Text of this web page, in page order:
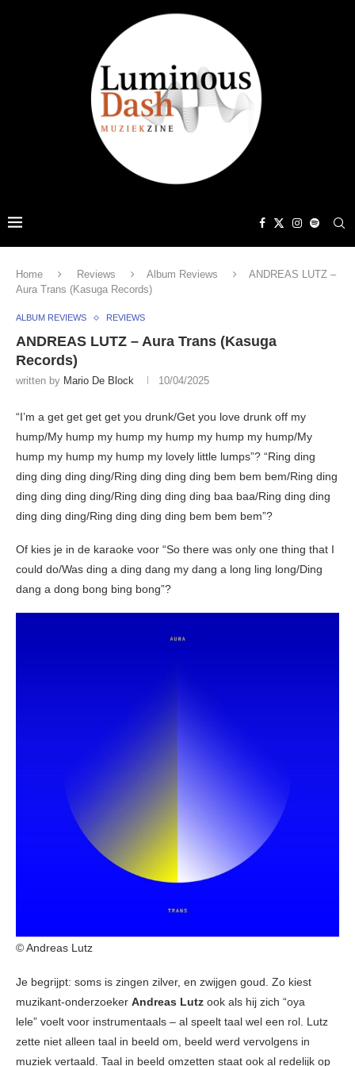
Home Reviews Album Reviews
ANDREAS LUTZ –
Aura Trans (Kasuga Records)
ALBUM REVIEWS REVIEWS
ANDREAS LUTZ – Aura Trans (Kasuga
Records)
written by Mario De Block 10/04/2025
“I’m a get get get get you drunk/Get you love drunk off my
hump/My hump my hump my hump my hump my hump/My
hump my hump my hump my lovely little lumps”? “Ring ding
ding ding ding ding/Ring ding ding ding bem bem bem/Ring ding
ding ding ding ding/Ring ding ding ding baa baa/Ring ding ding
ding ding ding/Ring ding ding ding bem bem bem”?
Of kies je in de karaoke voor “So there was only one thing that I
could do/Was ding a ding dang my dang a long ling long/Ding
dang a dong bong bing bong”?
© Andreas Lutz
Je begrijpt: soms is zingen zilver, en zwijgen goud. Zo kiest
muzikant-onderzoeker Andreas Lutz ook als hij zich “oya
lele” voelt voor instrumentaals – al speelt taal wel een rol. Lutz
zette niet alleen taal in beeld om, beeld werd vervolgens in
muziek vertaald. Taal in beeld omzetten staat ook al redelijk op